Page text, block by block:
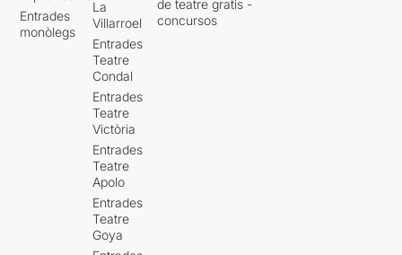
Entrades
monòlegs
La
Villarroel
Entrades
Teatre
Condal
Entrades
Teatre
Victòria
Entrades
Teatre
Apolo
Entrades
Teatre
Goya
de teatre gratis -
concursos